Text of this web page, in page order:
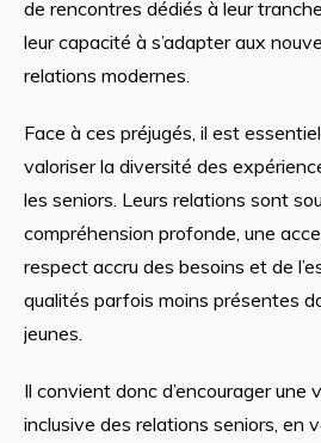
de rencontres dédiés à leur
leur capacité à s’adapter aux
relations modernes.
Face à ces préjugés, il est
valoriser la diversité des
les seniors. Leurs relations sont
compréhension profonde, une
respect accru des besoins et de
qualités parfois moins présentes
jeunes.
Il convient donc d’encourager une
inclusive des relations seniors, en